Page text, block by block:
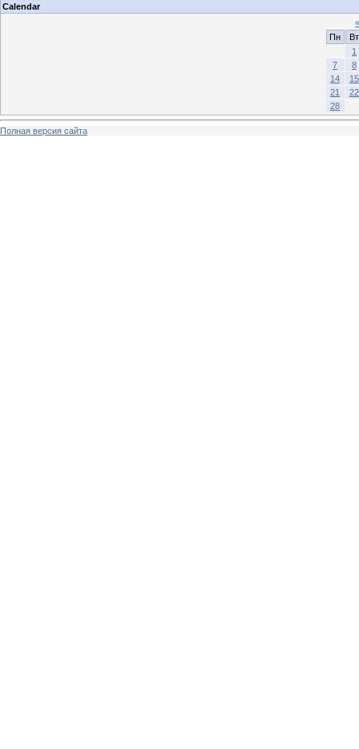
Calendar
«
Пн
Вт
1
7
8
14
15
21
22
28
Полная версия сайта